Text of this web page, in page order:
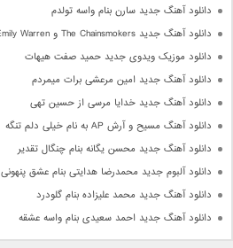
دانلود آهنگ جدید سارن بنام واسه تولدم
دانلود آهنگ جدید The Chainsmokers و Emily Warren بنام Side Effects
دانلود موزیک ویدوی جدید حمید صفت هیهات
دانلود آهنگ جدید امین مرعشی برات میمردم
دانلود آهنگ جدید خدایا مرسی از حسین تهی
دانلود آهنگ مسیح و آرش AP به نام خیلی دلم تنگه
دانلود آهنگ جدید محسن یگانه بنام چنگال تقدیر
دانلود آلبوم جدید محمدرضا هدایتی بنام عشق پنهونی
دانلود آهنگ جدید محمد علیزاده بنام گلودرد
دانلود آهنگ جدید احمد سعیدی بنام واسه عشقه